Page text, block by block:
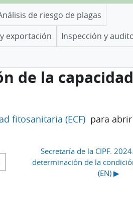
de riesgo de plagas
exportación
Inspección y
de la capacidad
fitosanitaria (ECF) para
Secretaría de la CIPF.
determinación de la
(EN) ▶︎